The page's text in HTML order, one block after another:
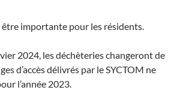
importante pour les résidents.
2024, les déchèteries changeront de
d’accès délivrés par le SYCTOM ne
l’année 2023.